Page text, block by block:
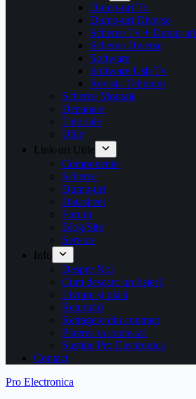
Dump-uri Tv
Dump-uri Diverse
Scheme Tv + Dump-uri
Scheme Diverse
Software
Software Usb Tv
Revista Tehnium
Scheme Montaje
Depanare
Tutoriale
Utile
Link-uri Utile
Componente
Scheme
Dump-uri
Datasheet
Forum
Blog/Site
Service
Info
Despre Noi
Cum descarc un fişier?
Livrare și plată
Returnări
Retragere din contract
Părerea ta contează
Susține Pro Electronica
Contact
Pro Electronica